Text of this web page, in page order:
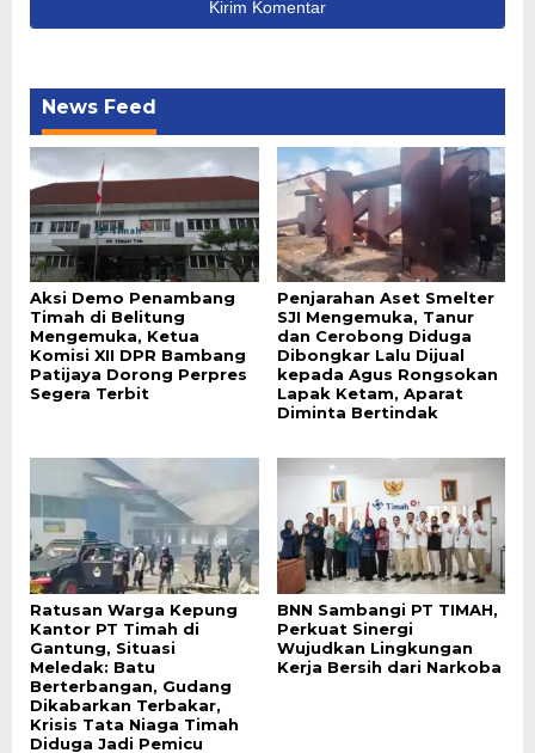
News Feed
Aksi Demo Penambang
Timah di Belitung
Mengemuka, Ketua
Komisi XII DPR Bambang
Patijaya Dorong Perpres
Segera Terbit
Penjarahan Aset Smelter
SJI Mengemuka, Tanur
dan Cerobong Diduga
Dibongkar Lalu Dijual
kepada Agus Rongsokan
Lapak Ketam, Aparat
Diminta Bertindak
Ratusan Warga Kepung
Kantor PT Timah di
Gantung, Situasi
Meledak: Batu
Berterbangan, Gudang
Dikabarkan Terbakar,
Krisis Tata Niaga Timah
Diduga Jadi Pemicu
BNN Sambangi PT TIMAH,
Perkuat Sinergi
Wujudkan Lingkungan
Kerja Bersih dari Narkoba